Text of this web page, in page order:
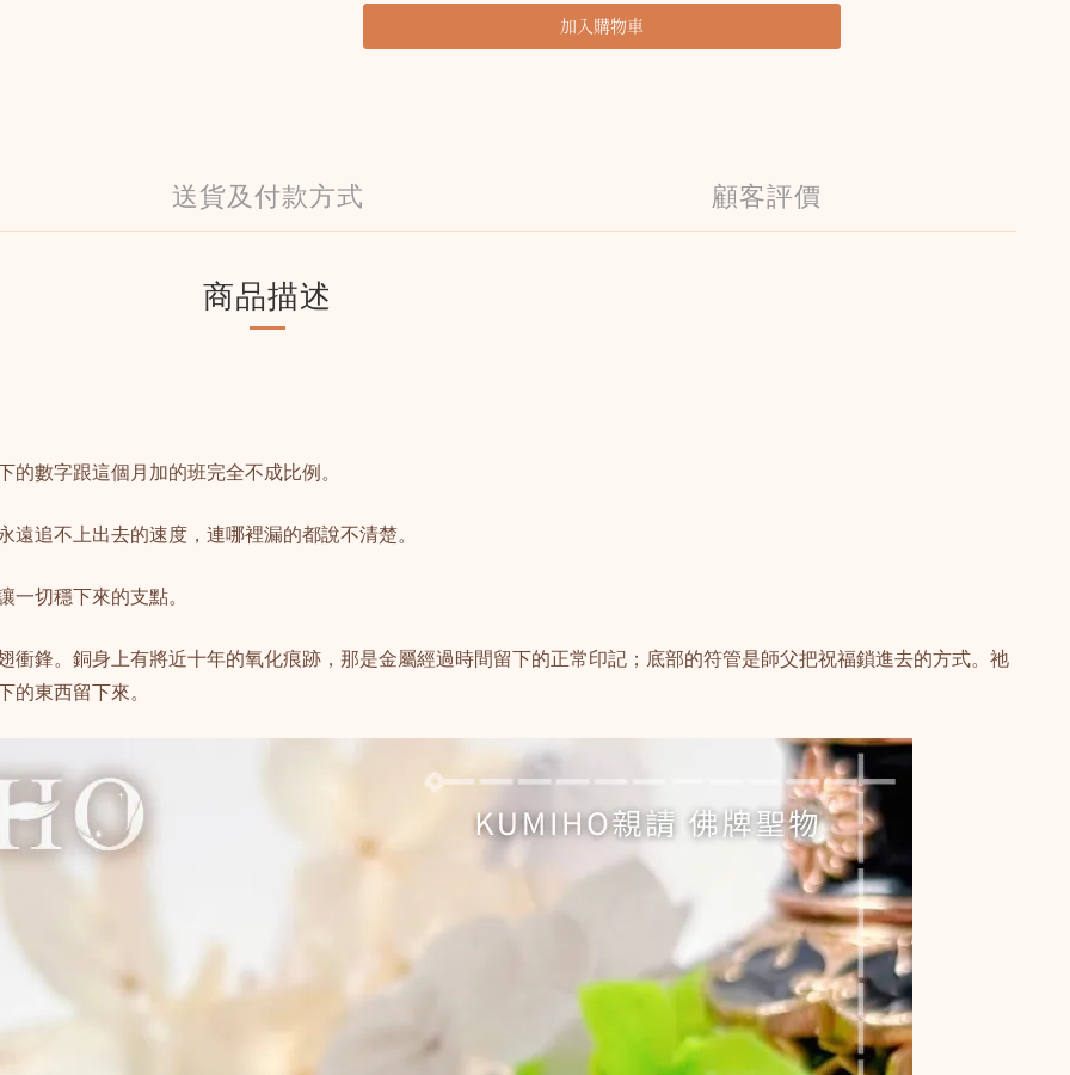
加入購物車
送貨及付款方式 顧客評價
商品描述
數字跟這個月加的班完全不成比例。
追不上出去的速度，連哪裡漏的都說不清楚。
一切穩下來的支點。
衝鋒。銅身上有將近十年的氧化痕跡，那是金屬經過時間留下的正常印記；底部的符管是師父把祝福鎖進去的方式。祂
的東西留下來。